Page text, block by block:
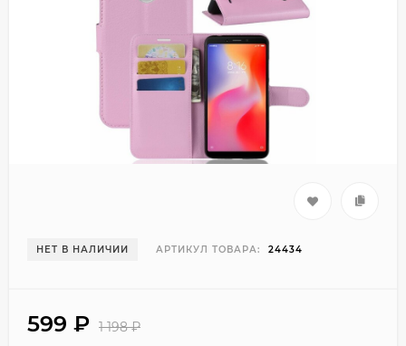
НЕТ В НАЛИЧИИ АРТИКУЛ ТОВАРА: 24434
599 ₽ 1 198₽